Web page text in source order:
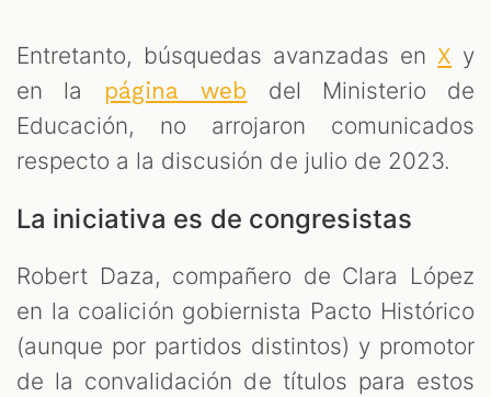
Entretanto, búsquedas avanzadas enX y
en la
página web del Ministerio de
Educación, no arrojaron comunicados
respecto a la discusión de julio de 2023.
La iniciativa es de congresistas
Robert Daza, compañero de Clara López
en la coalición gobiernista Pacto Histórico
(aunque por partidos distintos) y promotor
de la convalidación de títulos para estos